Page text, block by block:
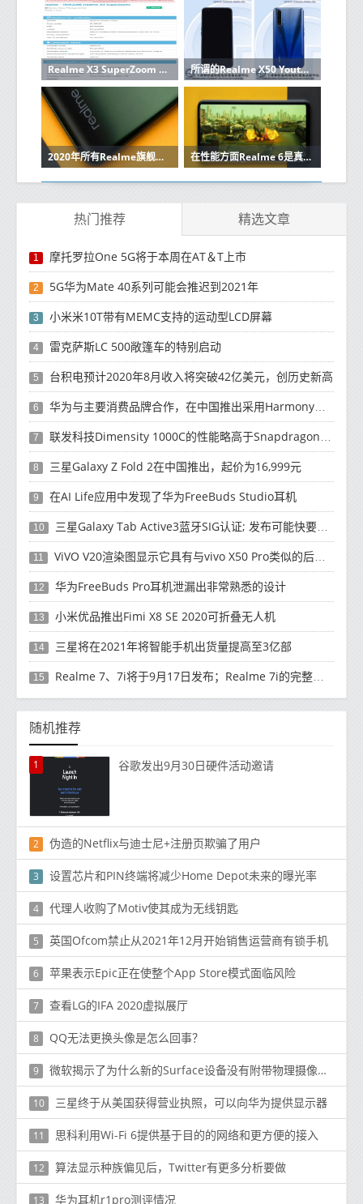
Realme X3 SuperZoom Edition获得认证 距离推出仅几英寸 所谓的Realme X50 Youth Edition已通过TENAA认证
2020年所有Realme旗舰都将具有高刷新率显示屏 在性能方面Realme 6是真正的Pro 这就是原因
热门推荐 精选文章
1 摩托罗拉One 5G将于本周在AT＆T上市
2 5G华为Mate 40系列可能会推迟到2021年
3 小米米10T带有MEMC支持的运动型LCD屏幕
4 雷克萨斯LC 500敞篷车的特别启动
5 台积电预计2020年8月收入将突破42亿美元，创历史新高
6 华为与主要消费品牌合作，在中国推出采用HarmonyOS 2.0的智能家居产品
7 联发科技Dimensity 1000C的性能略高于Snapdragon 765G
8 三星Galaxy Z Fold 2在中国推出，起价为16,999元
9 在AI Life应用中发现了华为FreeBuds Studio耳机
10 三星Galaxy Tab Active3蓝牙SIG认证; 发布可能快要结束了
11 ViVO V20渲染图显示它具有与vivo X50 Pro类似的后部设计
12 华为FreeBuds Pro耳机泄漏出非常熟悉的设计
13 小米优品推出Fimi X8 SE 2020可折叠无人机
14 三星将在2021年将智能手机出货量提高至3亿部
15 Realme 7、7i将于9月17日发布；Realme 7i的完整规格并导致泄漏
随机推荐
1 谷歌发出9月30日硬件活动邀请
2 伪造的Netflix与迪士尼+注册页欺骗了用户
3 设置芯片和PIN终端将减少Home Depot未来的曝光率
4 代理人收购了Motiv使其成为无线钥匙
5 英国Ofcom禁止从2021年12月开始销售运营商有锁手机
6 苹果表示Epic正在使整个App Store模式面临风险
7 查看LG的IFA 2020虚拟展厅
8 QQ无法更换头像是怎么回事？
9 微软揭示了为什么新的Surface设备没有附带物理摄像头保护套
10 三星终于从美国获得营业执照，可以向华为提供显示器
11 思科利用Wi-Fi 6提供基于目的的网络和更方便的接入
12 算法显示种族偏见后，Twitter有更多分析要做
13 华为耳机r1pro测评情况